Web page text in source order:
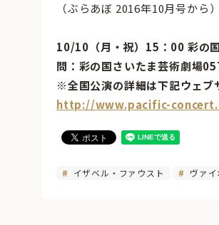
（ぶらあぼ 2016年10月号から）
10/10（月・祝）15：00 彩の
問：彩の国さいたま芸術劇場
※全国公演の詳細は下記ウェブ
http://www.pacific-
イザベル・ファウスト ヴァ